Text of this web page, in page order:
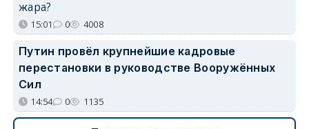
жара?
15:01 0 4008
Путин провёл крупнейшие кадровые
перестановки в руководстве Вооружённых
Сил
14:54 0 1135